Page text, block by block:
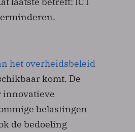
het overheidsbeleid
komt. De
innovatieve
belastingen
de bedoeling